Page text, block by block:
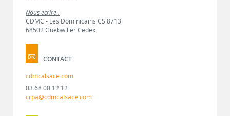
Nous écrire :
CDMC - Les Dominicains CS 8713
68502 Guebwiller Cedex
CONTACT
cdmcalsace.com
03 68 00 12 12
crpa@cdmcalsace.com